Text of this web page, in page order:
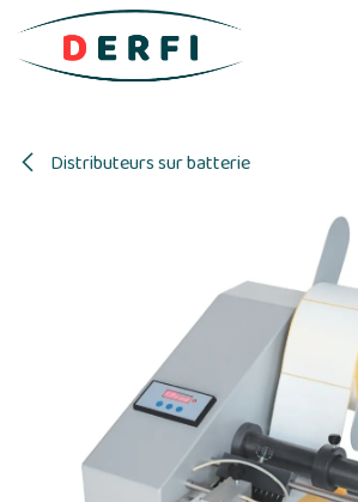
Se rendre au contenu
Distributeurs sur batterie